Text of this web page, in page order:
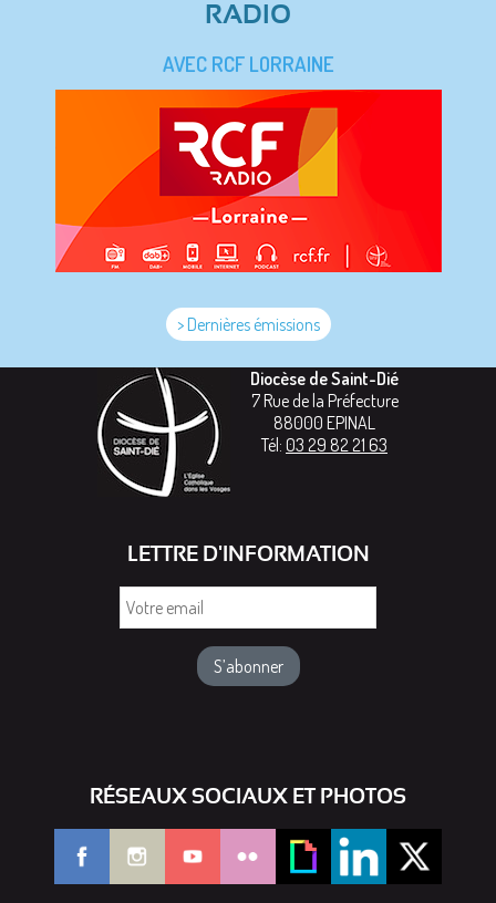
RADIO
AVEC RCF LORRAINE
> Dernières émissions
Diocèse de Saint-Dié
7 Rue de la Préfecture
88000 EPINAL
Tél: 03 29 82 21 63
LETTRE D'INFORMATION
RÉSEAUX SOCIAUX ET PHOTOS